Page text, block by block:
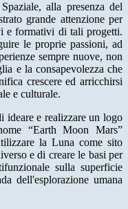
alla presenza del
grande attenzione per
e formativi di tali progetti.
le proprie passioni, ad
sempre nuove, non
e la consapevolezza che
crescere ed arricchirsi
e culturale.
ideare e realizzare un logo
“Earth Moon Mars”
la Luna come sito
e di creare le basi per
sulla superficie
dell'esplorazione umana